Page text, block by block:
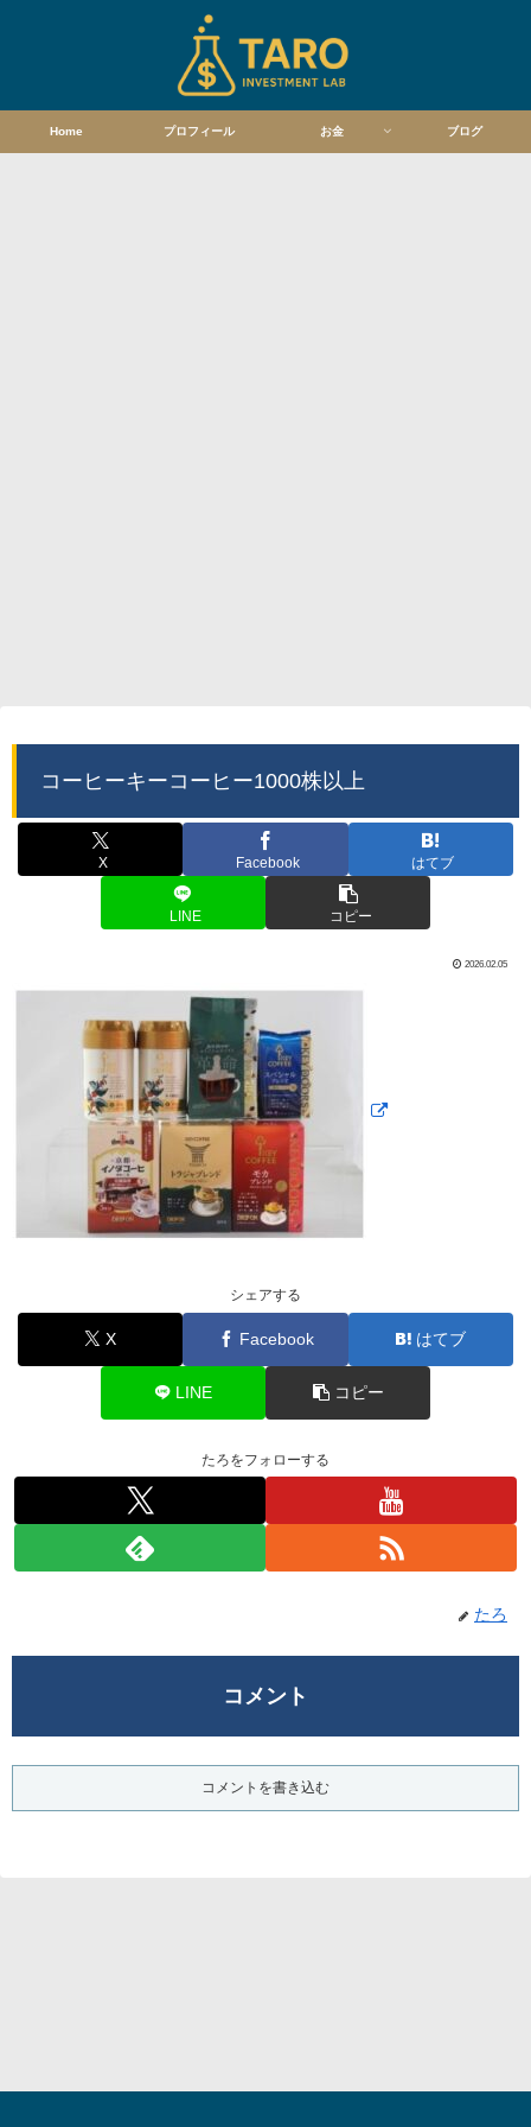
Home プロフィール お金 ブログ
コーヒーキーコーヒー1000株以上
X Facebook はてブ
LINE コピー
2026.02.05
シェアする
X Facebook はてブ
LINE コピー
たろをフォローする
たろ
コメント
コメントを書き込む